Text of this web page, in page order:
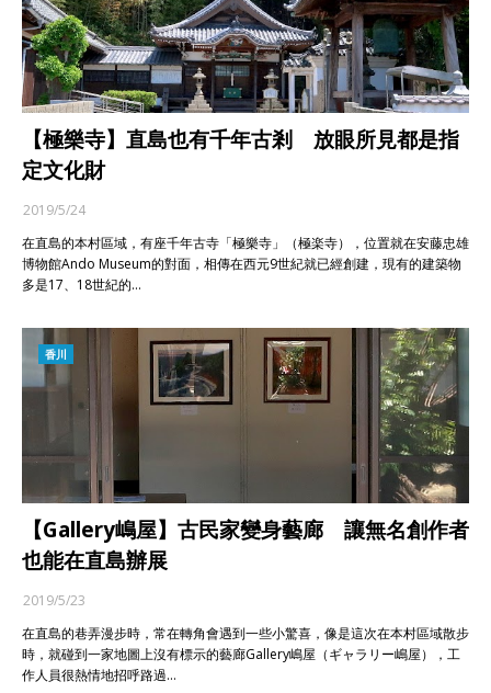
【極樂寺】直島也有千年古剎 放眼所見都是指
定文化財
2019/5/24
在直島的本村區域，有座千年古寺「極樂寺」（極楽寺），位置就在安藤忠雄
博物館Ando Museum的對面，相傳在西元9世紀就已經創建，現有的建築物
多是17、18世紀的…
香川
【Gallery嶋屋】古民家變身藝廊 讓無名創作者
也能在直島辦展
2019/5/23
在直島的巷弄漫步時，常在轉角會遇到一些小驚喜，像是這次在本村區域散步
時，就碰到一家地圖上沒有標示的藝廊Gallery嶋屋（ギャラリー嶋屋），工
作人員很熱情地招呼路過…